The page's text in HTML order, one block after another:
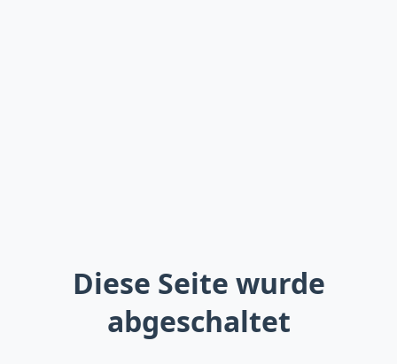
Diese Seite wurde
abgeschaltet